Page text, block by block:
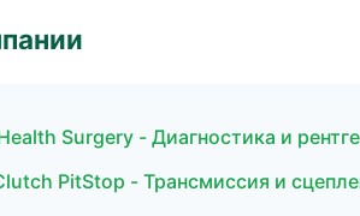
Surgery - Диагностика и
PitStop - Трансмиссия и